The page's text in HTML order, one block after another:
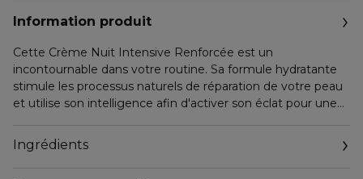
Information produit
Cette Crème Nuit Intensive Renforcée est un
incontournable dans votre routine. Sa formule hydratante
stimule les processus naturels de réparation de votre peau
et utilise son intelligence afin d'activer son éclat pour une
votre sommeil, la crème contribue à raviver le volume et la
fermeté de votre peau, qui ont pu s'estomper au fil du
Ingrédients